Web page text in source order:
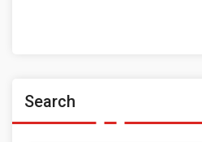
Search